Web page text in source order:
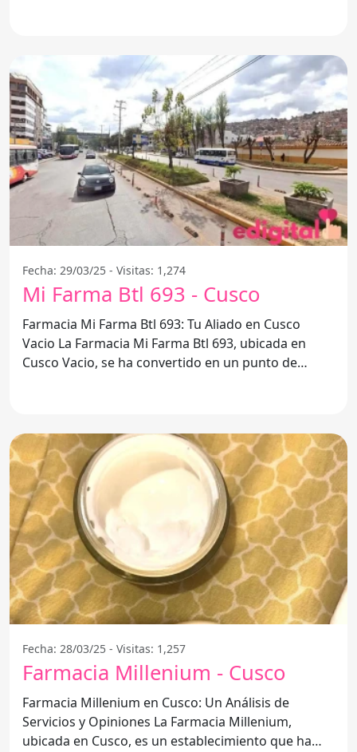
Fecha: 29/03/25 - Visitas: 1,274
Mi Farma Btl 693 - Cusco
Farmacia Mi Farma Btl 693: Tu Aliado en Cusco
Vacio La Farmacia Mi Farma Btl 693, ubicada en
Cusco Vacio, se ha convertido en un punto de
Fecha: 28/03/25 - Visitas: 1,257
Farmacia Millenium - Cusco
Farmacia Millenium en Cusco: Un Análisis de
Servicios y Opiniones La Farmacia Millenium,
ubicada en Cusco, es un establecimiento que ha